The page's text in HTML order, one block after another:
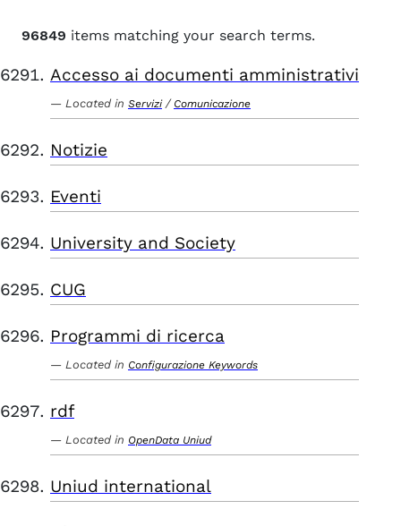
96849 items matching your search terms.
Accesso ai documenti amministrativi
Located in Servizi / Comunicazione
Notizie
Eventi
University and Society
CUG
Programmi di ricerca
Located in Configurazione Keywords
rdf
Located in OpenData Uniud
Uniud international